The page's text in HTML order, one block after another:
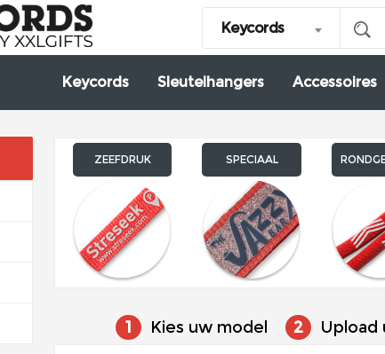
Keycords
Keycords Sleutelhangers Accessoires
ZEEFDRUK SPECIAAL
1 Kies uw model 2 Upload